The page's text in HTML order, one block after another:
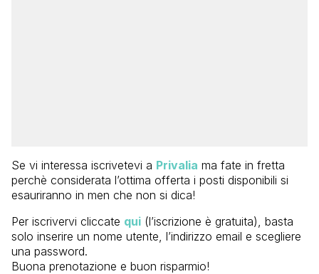
Se vi interessa iscrivetevi a Privalia ma fate in fretta
perchè considerata l’ottima offerta i posti disponibili si
esauriranno in men che non si dica!
Per iscrivervi cliccate qui (l’iscrizione è gratuita), basta
solo inserire un nome utente, l’indirizzo email e scegliere
una password.
Buona prenotazione e buon risparmio!